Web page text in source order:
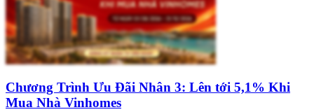
Chương Trình Ưu Đãi Nhân 3: Lên tới 5,1% Khi
Mua Nhà Vinhomes